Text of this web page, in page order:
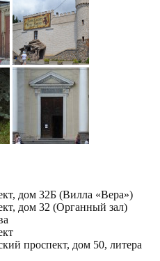
дом 32Б (Вилла «Вера»)
дом 32 (Органный зал)
проспект, дом 50, литера